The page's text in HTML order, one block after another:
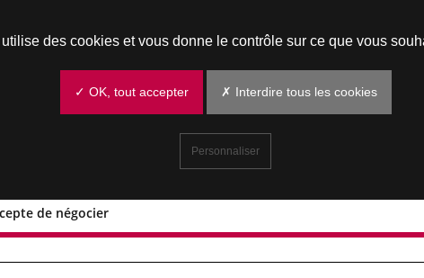
de négocier
accepte de négocier
des cookies et vous donne le contrôle sur ce que vous
✓ OK, tout accepter ✗ Interdire tous les cookies
Personnaliser